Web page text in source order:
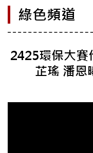
綠色頻道
2425環保大賽
芷瑤 潘恩